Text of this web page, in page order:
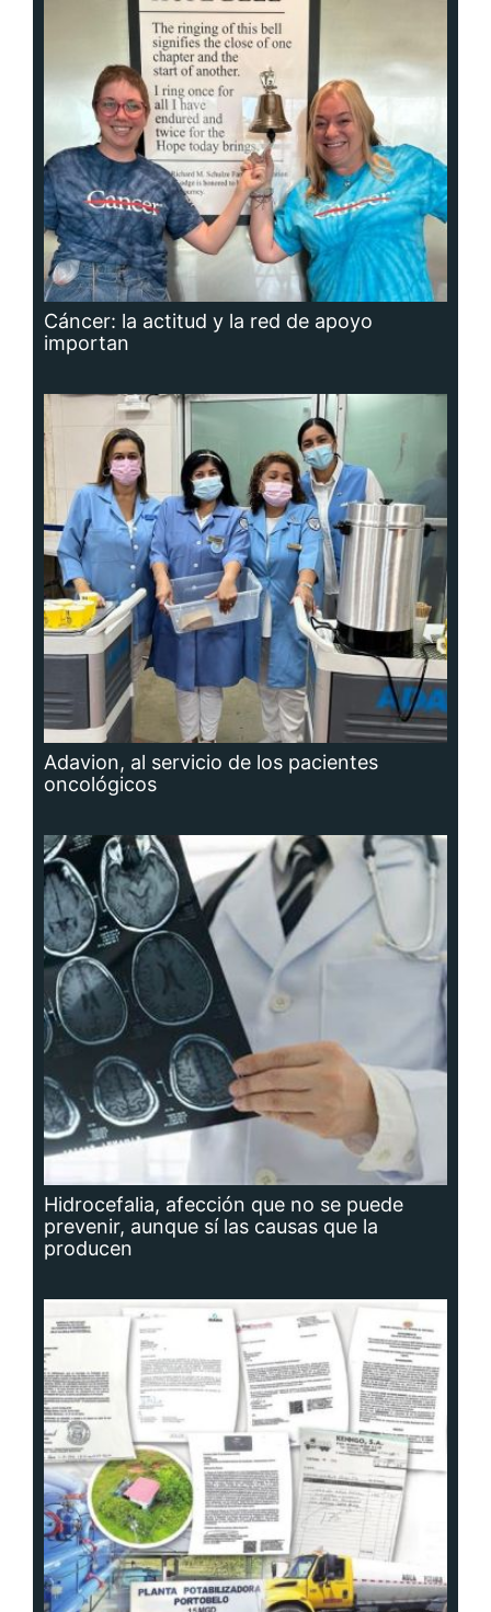
Cáncer: la actitud y la red de apoyo
importan
Adavion, al servicio de los pacientes
oncológicos
Hidrocefalia, afección que no se puede
prevenir, aunque sí las causas que la
producen